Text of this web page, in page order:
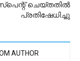
ചെയ്തതിൽ
പ്രതിഷേധിച്ചു
AUTHOR